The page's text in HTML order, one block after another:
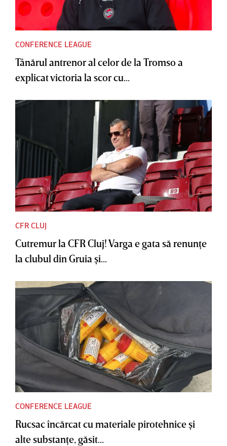
CONFERENCE LEAGUE
Tânărul antrenor al celor de la Tromso a
explicat victoria la scor cu...
CFR CLUJ
Cutremur la CFR Cluj! Varga e gata să renunţe
la clubul din Gruia şi...
CONFERENCE LEAGUE
Rucsac încărcat cu materiale pirotehnice şi
alte substanţe, găsit...